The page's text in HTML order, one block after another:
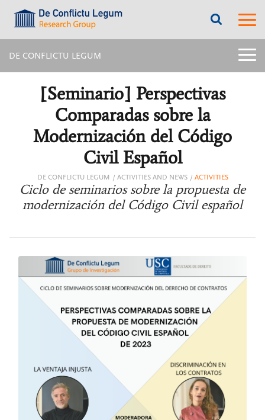
label.access.jump.content???
???
label.access.jump.header???
???
???
title:
DE CONFLICTU LEGUM
[Seminario] Perspectivas
Comparadas sobre la
Modernización del Código
Civil Español
DE CONFLICTU LEGUM ACTIVITIES AND NEWS ACTIVITIES
Ciclo de seminarios sobre la propuesta de
modernización del Código Civil español